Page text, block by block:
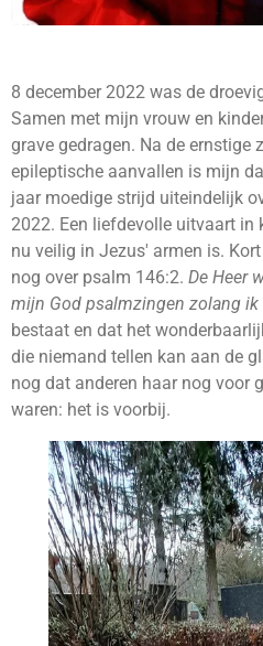
8 december 2022 was de
Samen met mijn vrouw en
grave gedragen. Na de ernstige
epileptische aanvallen is mijn
jaar moedige strijd uiteindelijk
2022. Een liefdevolle uitvaart in
nu veilig in Jezus' armen is.
nog over psalm 146:2. De Heer
mijn God psalmzingen zolang ik
bestaat en dat het
die niemand tellen kan aan de
nog dat anderen haar nog voor
waren: het is voorbij.